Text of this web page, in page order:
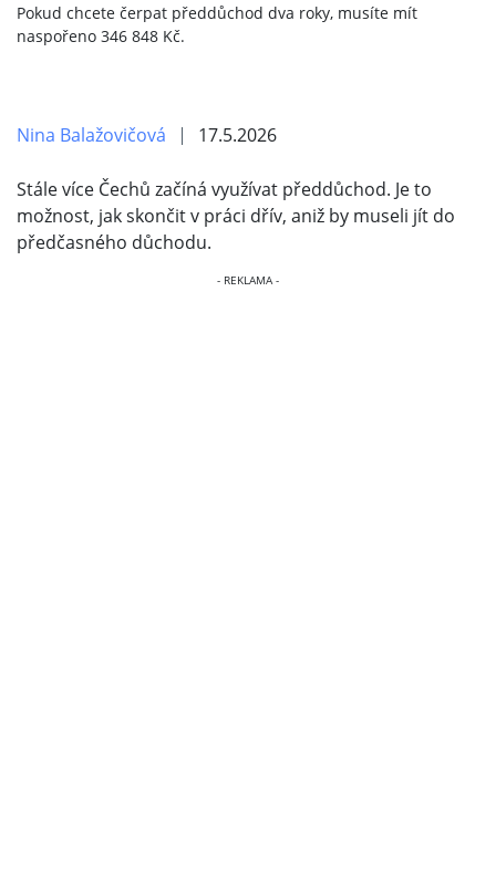
Pokud chcete čerpat předdůchod dva roky, musíte mít
naspořeno 346 848 Kč.
Nina Balažovičová 17.5.2026
Stále více Čechů začíná využívat předdůchod. Je to
možnost, jak skončit v práci dřív, aniž by museli jít do
předčasného důchodu.